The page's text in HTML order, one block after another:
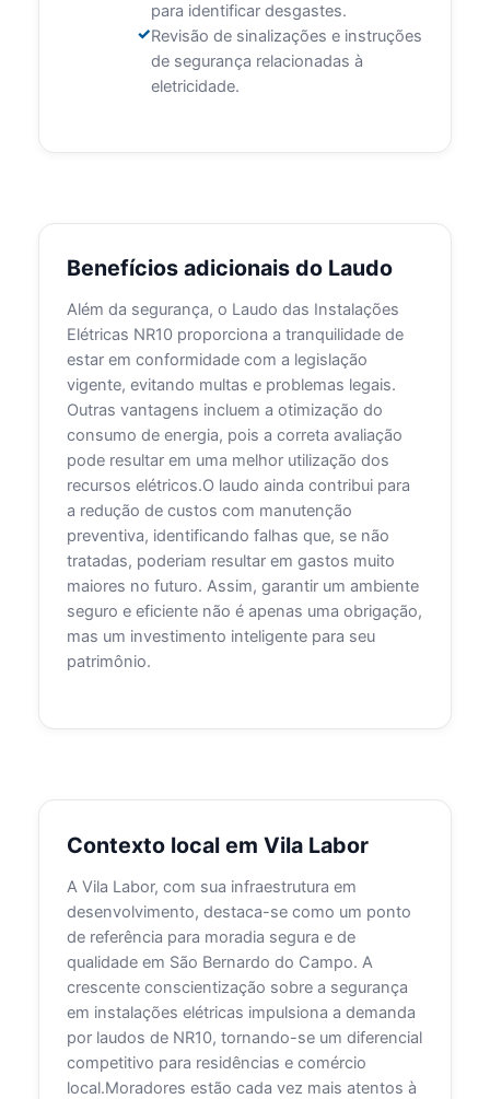
para identificar desgastes.
Revisão de sinalizações e instruções
de segurança relacionadas à
eletricidade.
Benefícios adicionais do Laudo
Além da segurança, o Laudo das Instalações
Elétricas NR10 proporciona a tranquilidade de
estar em conformidade com a legislação
vigente, evitando multas e problemas legais.
Outras vantagens incluem a otimização do
consumo de energia, pois a correta avaliação
pode resultar em uma melhor utilização dos
recursos elétricos.O laudo ainda contribui para
a redução de custos com manutenção
preventiva, identificando falhas que, se não
tratadas, poderiam resultar em gastos muito
maiores no futuro. Assim, garantir um ambiente
seguro e eficiente não é apenas uma obrigação,
mas um investimento inteligente para seu
patrimônio.
Contexto local em Vila Labor
A Vila Labor, com sua infraestrutura em
desenvolvimento, destaca-se como um ponto
de referência para moradia segura e de
qualidade em São Bernardo do Campo. A
crescente conscientização sobre a segurança
em instalações elétricas impulsiona a demanda
por laudos de NR10, tornando-se um diferencial
competitivo para residências e comércio
local.Moradores estão cada vez mais atentos à